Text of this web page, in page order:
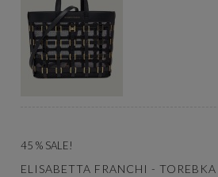
45 % SALE!
ELISABETTA FRANCHI -